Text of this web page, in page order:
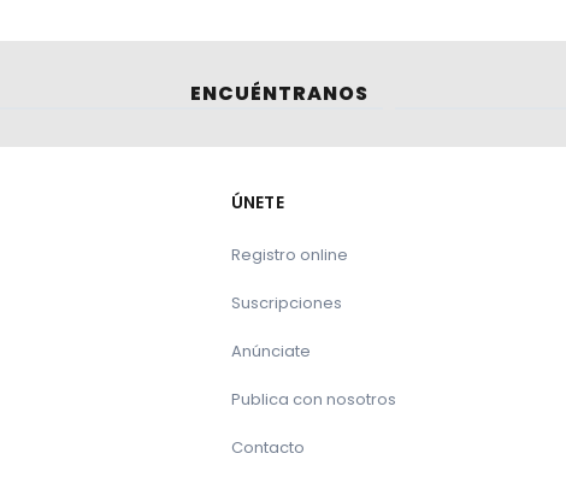
ENCUÉNTRANOS
ÚNETE
Registro online
Suscripciones
Anúnciate
Publica con nosotros
Contacto